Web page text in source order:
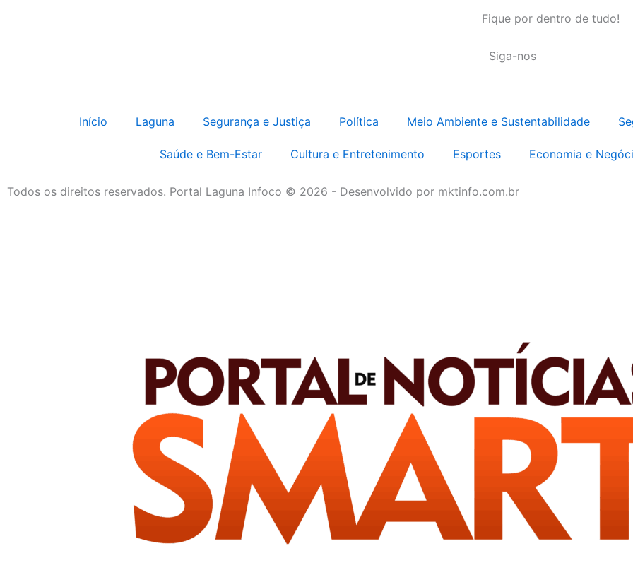
Fique por dentro de tudo!
Siga-nos
Início Laguna Segurança e Justiça Política Meio Ambiente e Sustentabilidade
Saúde e Bem-Estar Cultura e Entretenimento Esportes Economia e
Todos os direitos reservados. Portal Laguna Infoco © 2026 - Desenvolvido por mktinfo.com.br